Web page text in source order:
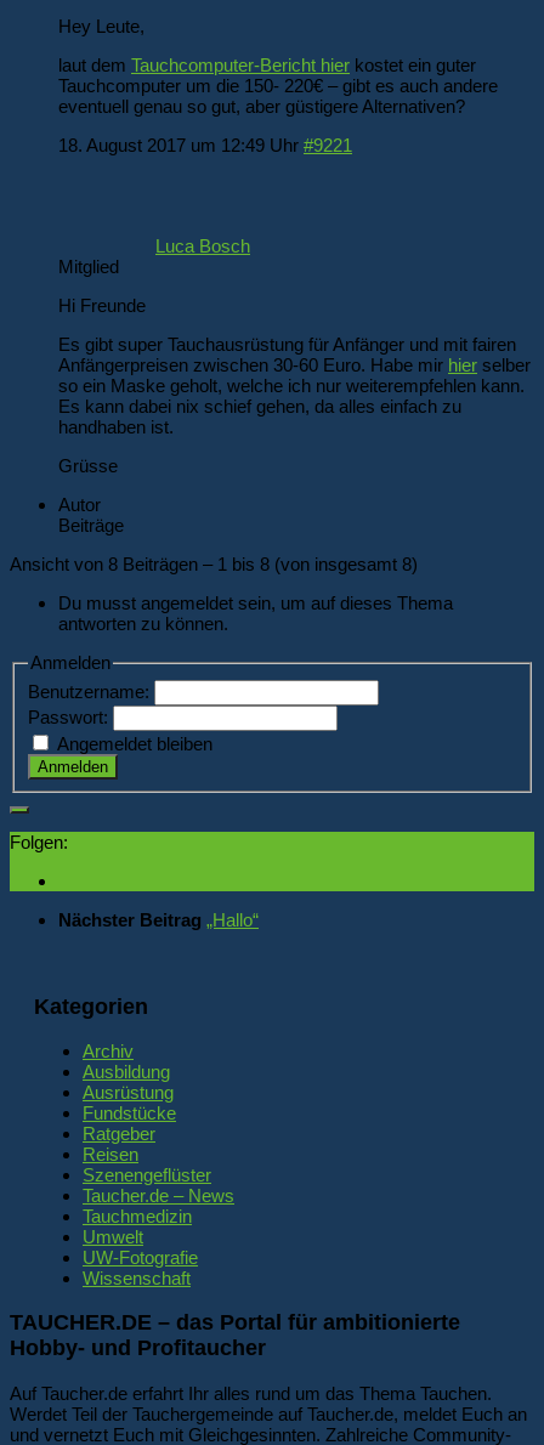
Hey Leute,
laut dem Tauchcomputer-Bericht hier kostet ein guter
Tauchcomputer um die 150- 220€ – gibt es auch andere
eventuell genau so gut, aber güstigere Alternativen?
18. August 2017 um 12:49 Uhr #9221
Luca Bosch
Mitglied
Hi Freunde
Es gibt super Tauchausrüstung für Anfänger und mit fairen
Anfängerpreisen zwischen 30-60 Euro. Habe mir hier selber
so ein Maske geholt, welche ich nur weiterempfehlen kann.
Es kann dabei nix schief gehen, da alles einfach zu
handhaben ist.
Grüsse
Autor
Beiträge
Ansicht von 8 Beiträgen – 1 bis 8 (von insgesamt 8)
Du musst angemeldet sein, um auf dieses Thema
antworten zu können.
Anmelden
Benutzername:
Passwort:
Angemeldet bleiben
Anmelden
Folgen:
Nächster Beitrag „Hallo“
Kategorien
Archiv
Ausbildung
Ausrüstung
Fundstücke
Ratgeber
Reisen
Szenengeflüster
Taucher.de – News
Tauchmedizin
Umwelt
UW-Fotografie
Wissenschaft
TAUCHER.DE – das Portal für ambitionierte
Hobby- und Profitaucher
Auf Taucher.de erfahrt Ihr alles rund um das Thema Tauchen.
Werdet Teil der Tauchergemeinde auf Taucher.de, meldet Euch an
und vernetzt Euch mit Gleichgesinnten. Zahlreiche Community-